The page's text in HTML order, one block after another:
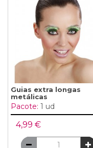
Guias extra longas
metálicas
Pacote: 1 ud
4,99 €